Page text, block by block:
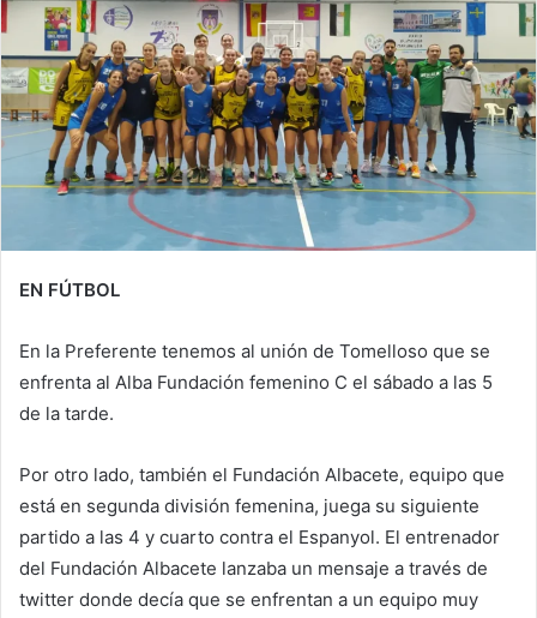
l
EN FÚTBOL
En la Preferente tenemos al unión de Tomelloso que se
enfrenta al Alba Fundación femenino C el sábado a las 5
de la tarde.
Por otro lado, también el Fundación Albacete, equipo que
está en segunda división femenina, juega su siguiente
partido a las 4 y cuarto contra el Espanyol. El entrenador
del Fundación Albacete lanzaba un mensaje a través de
twitter donde decía que se enfrentan a un equipo muy